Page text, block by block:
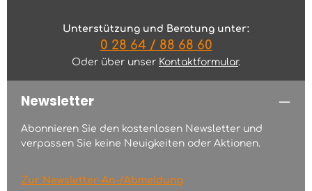
Unterstützung und Beratung unter:
0 28 64 / 88 68 60
Oder über unser Kontaktformular.
Newsletter
Abonnieren Sie den kostenlosen Newsletter und
verpassen Sie keine Neuigkeiten oder Aktionen.
Zur Newsletter-An-/Abmeldung